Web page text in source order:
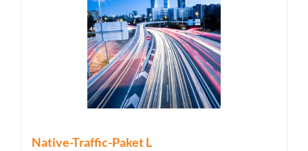
Native-Traffic-Paket L